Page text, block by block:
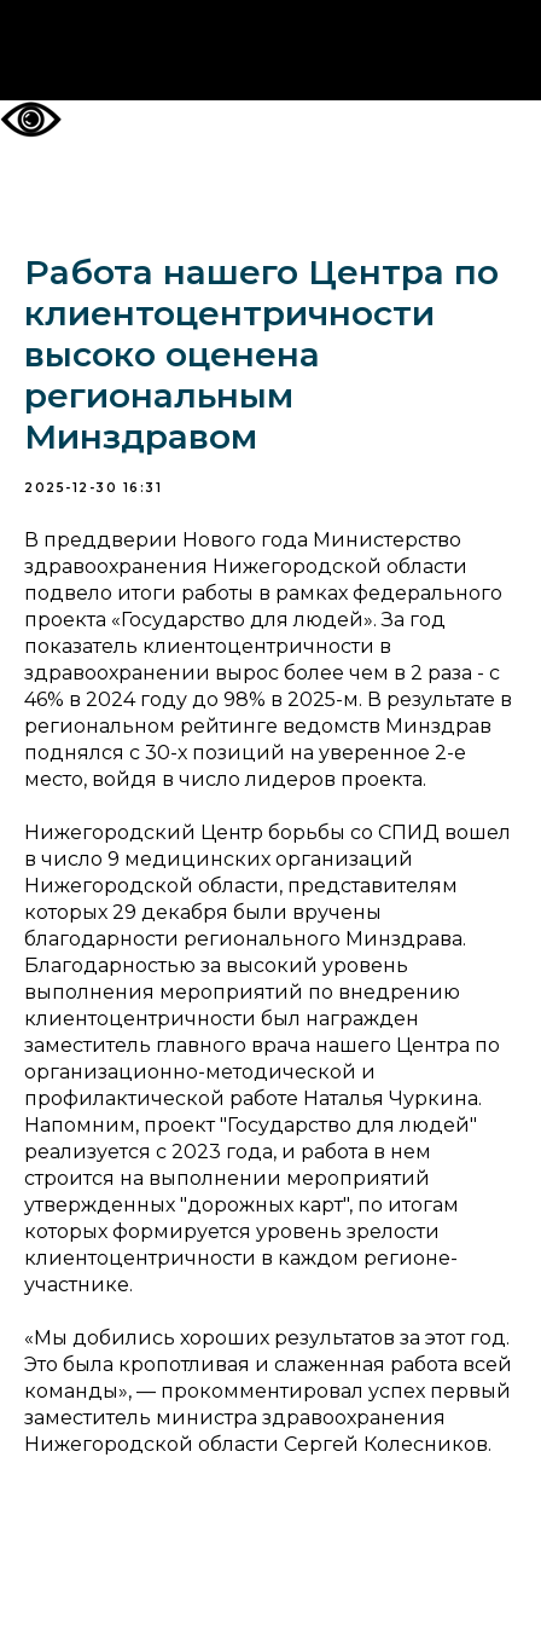
Работа нашего Центра по
клиентоцентричности
высоко оценена
региональным
Минздравом
2025-12-30 16:31
В преддверии Нового года Министерство
здравоохранения Нижегородской области
подвело итоги работы в рамках федерального
проекта «Государство для людей». За год
показатель клиентоцентричности в
здравоохранении вырос более чем в 2 раза - с
46% в 2024 году до 98% в 2025-м. В результате в
региональном рейтинге ведомств Минздрав
поднялся с 30-х позиций на уверенное 2-е
место, войдя в число лидеров проекта.
Нижегородский Центр борьбы со СПИД вошел
в число 9 медицинских организаций
Нижегородской области, представителям
которых 29 декабря были вручены
благодарности регионального Минздрава.
Благодарностью за высокий уровень
выполнения мероприятий по внедрению
клиентоцентричности был награжден
заместитель главного врача нашего Центра по
организационно-методической и
профилактической работе Наталья Чуркина.
Напомним, проект "Государство для людей"
реализуется с 2023 года, и работа в нем
строится на выполнении мероприятий
утвержденных "дорожных карт", по итогам
которых формируется уровень зрелости
клиентоцентричности в каждом регионе-
участнике.
«Мы добились хороших результатов за этот год.
Это была кропотливая и слаженная работа всей
команды», — прокомментировал успех первый
заместитель министра здравоохранения
Нижегородской области Сергей Колесников.